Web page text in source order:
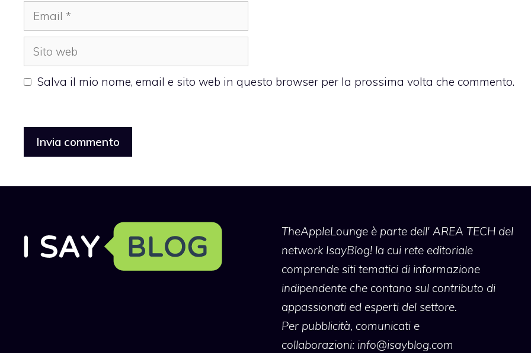
Email
Sito
web
Salva il mio nome, email e sito web in questo browser per la prossima volta che commento.
TheAppleLoungeè parte dell' AREA TECH del
network IsayBlog! la cui rete editoriale
comprende siti tematici di informazione
indipendente che contano sul contributo di
appassionati ed esperti del settore.
Per pubblicità, comunicati e
collaborazioni: info@isayblog.com